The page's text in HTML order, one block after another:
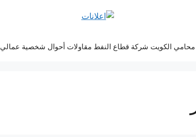
محامي الكويت شركة قطاع النفط مقاولات أحوال شخصية عمالي